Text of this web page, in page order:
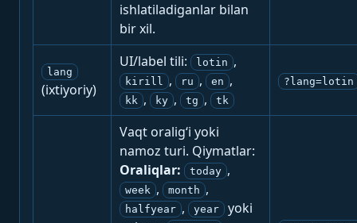
ishlatiladiganlar bilan
bir xil.
lang
(ixtiyoriy)
UI/label tili: lotin ,
kirill , ru , en ,
kk , ky , tg , tk
?lang=lotin
Vaqt oralig‘i yoki
namoz turi. Qiymatlar:
Oraliqlar:
today ,
week , month ,
halfyear , year
yoki